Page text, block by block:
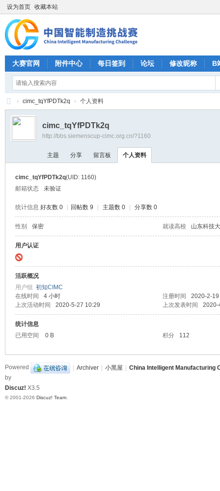
设为首页 收藏本站
大赛官网 附件中心 每日签到 论坛 修改昵称 B
CI
› cimc_tqYfPDTk2q › 个人资料
cimc_tqYfPDTk2q
http://bbs.siemenscup-cimc.org.cn/?1160
主题 分享 留言板 个人资料
cimc_tqYfPDTk2q(UID: 1160)
邮箱状态
未验证
统计信息 好友数 0 回帖数 9 主题数 0 分享数 0
性别 保密 就读高校 山东科技
用户认证
活跃概况
用户组 初知CIMC
在线时间
4 小时 注册时间
2020-2-
上次活动时间
2020-5-27 10:29 上次发表时间 2020-
统计信息
已用空间
0 B 积分 112
| Archiver | 小黑屋 | China Intelligent Manufacturing
Powered
by
Discuz! X3.5
© 2001-2026 Discuz! Team